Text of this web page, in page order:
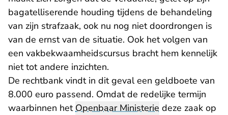
bagatelliserende houding tijdens de behandeling
van zijn strafzaak, ook nu nog niet doordrongen is
van de ernst van de situatie. Ook het volgen van
een vakbekwaamheidscursus bracht hem kennelijk
niet tot andere inzichten.
De rechtbank vindt in dit geval een geldboete van
8.000 euro passend. Omdat de redelijke termijn
waarbinnen hetOpenbaar Ministerie deze zaak op